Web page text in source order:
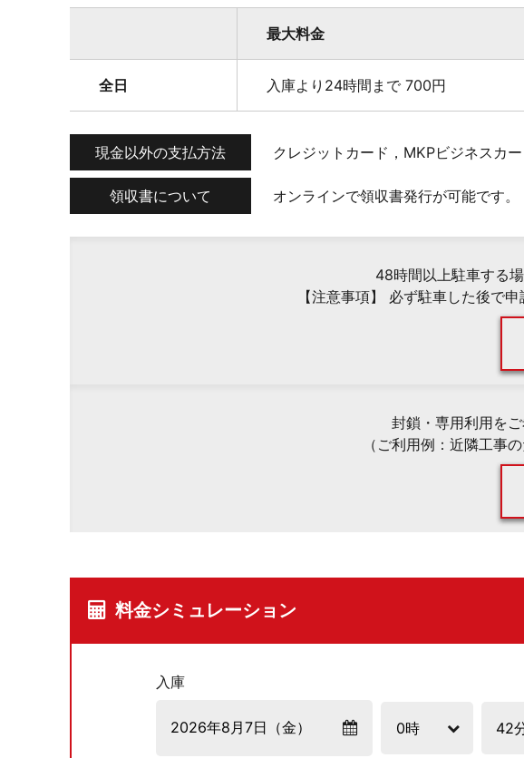
最大料金
全日 入庫より24時間まで 700円
現金以外の支払方法 クレジットカード，MKPビジネスカ
領収書について オンラインで領収書発行が可能です。
48時間以上駐車する
【注意事項】 必ず駐車した後で
封鎖・専用利用を
（ご利用例：近隣工事
料金シミュレーション
入庫